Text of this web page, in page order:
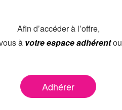
Afin d’accéder à l’offre,
à votre espace adhérentou
Adhérer